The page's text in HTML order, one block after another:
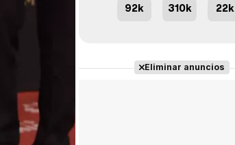
92k 310k 22k
Eliminar anuncios